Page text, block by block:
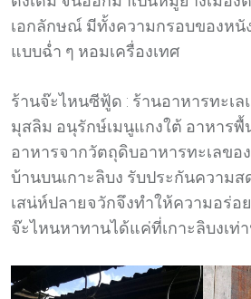
เอกลักษณ์ มีทั้งความกรอบของหนั
แบบฉ่ำ ๆ หอมเครื่องเทศ
ร้านจ๊ะไหนซีฟู้ด : ร้านอาหารทะเ
มุสลิม อนุรักษ์เมนูแกงใต้ อาหารพื้
อาหารจากวัตถุดิบอาหารทะเลขอ
บ้านบนเกาะลิบง รับประกันความส
เสน่ห์ปลายจวักจึงทำให้ความอร่อ
จ๊ะไหนหาทานได้แค่ที่เกาะลิบงเท่